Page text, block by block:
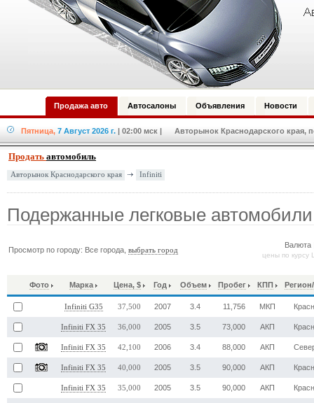
Продажа авто Автосалоны Объявления Новости
Пятница, 7 Август 2026 г. | 02:00 мск | Авторынок Краснодарского края,
Продать автомобиль
Авторынок Краснодарского края Infiniti
Подержанные легковые
Просмотр по городу: Все города,выбрать город
цены по
Фото Марка Цена, $ Год Объем Пробег КПП
Infiniti G35 37,500 2007 3.4 11,756 МКП
Infiniti FX 35 36,000 2005 3.5 73,000 АКП
Infiniti FX 35 42,100 2006 3.4 88,000 АКП
Infiniti FX 35 40,000 2005 3.5 90,000 АКП
Infiniti FX 35 35,000 2005 3.5 90,000 АКП